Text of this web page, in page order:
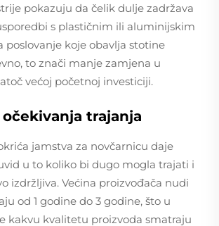
pokazuju da čelik dulje zadržava
s plastičnim ili aluminijskim
poslovanje koje obavlja stotine
to znači manje zamjena u
većoj početnoj investiciji.
očekivanja trajanja
jamstva za novčarnicu daje
u to koliko bi dugo mogla trajati i
izdržljiva. Većina proizvođača nudi
od 1 godine do 3 godine, što u
kakvu kvalitetu proizvoda smatraju